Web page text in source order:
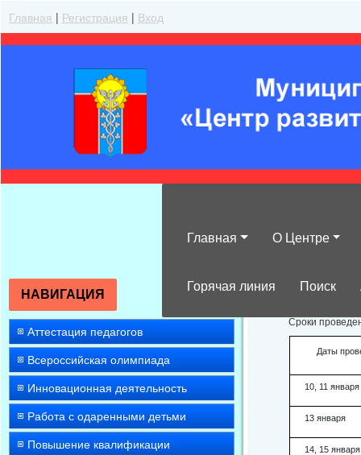
Главная | Регистрация | Вход
Главная О Центре
Горячая линия Поиск
НАВИГАЦИЯ
Аттестация педагогов
Всероссийская олимпиада
Инновационная деятельность
Работа с одаренными детьми
Повышение квалификации
Сроки
Даты
10, 11 января
13 января
14, 15 января